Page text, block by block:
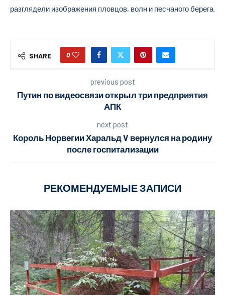
разглядели изображения пловцов, волн и песчаного берега.
SHARE 0
previous post
Путин по видеосвязи открыл три предприятия
АПК
next post
Король Норвегии Харальд V вернулся на родину
после госпитализации
РЕКОМЕНДУЕМЫЕ ЗАПИСИ